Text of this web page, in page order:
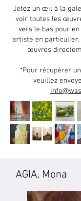
Jetez un œil à la
voir toutes les
vers le bas pour
artiste en particulier,
œuvres
*Pour récupérer
veuillez
AGIA, Mona